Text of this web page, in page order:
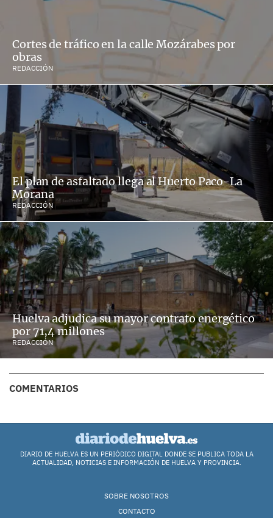
Cortes de tráfico en la calle Mozárabes por
obras
REDACCIÓN
El plan de asfaltado llega al Huerto Paco-La
Morana
REDACCIÓN
Huelva adjudica su mayor contrato energético
por 71,4 millones
REDACCIÓN
COMENTARIOS
DIARIO DE HUELVA ES UN PERIÓDICO DIGITAL DONDE SE PUBLICA TODA LA
ACTUALIDAD, NOTICIAS E INFORMACIÓN DE HUELVA Y PROVINCIA.
SOBRE NOSOTROS
CONTACTO